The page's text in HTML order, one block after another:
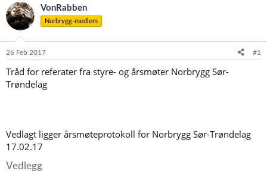
å
d
s
t
r
a
r
t
o
VonRabben
Norbrygg-medlem
26 Feb 2017 #1
Tråd for referater fra styre- og årsmøter Norbrygg Sør-
Trøndelag
Vedlagt ligger årsmøteprotokoll for Norbrygg Sør-Trøndelag
17.02.17
Vedlegg